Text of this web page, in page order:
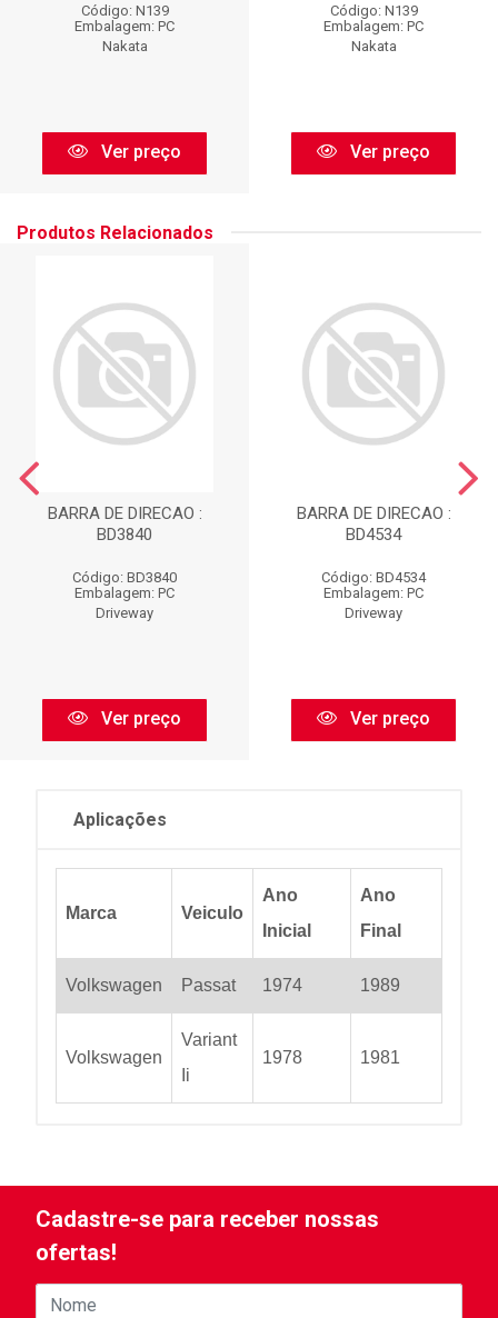
Código: N139
Embalagem: PC
Nakata
Ver preço
Código: N139
Embalagem: PC
Nakata
Ver preço
Produtos Relacionados
BARRA DE DIRECAO :
BD3840
Código: BD3840
Embalagem: PC
Driveway
Ver preço
BARRA DE DIRECAO :
BD4534
Código: BD4534
Embalagem: PC
Driveway
Ver preço
Aplicações
Marca Veiculo
Ano
Inicial
Ano
Final
Volkswagen Passat 1974 1989
Volkswagen
Variant
Ii
1978 1981
Cadastre-se para receber nossas
ofertas!